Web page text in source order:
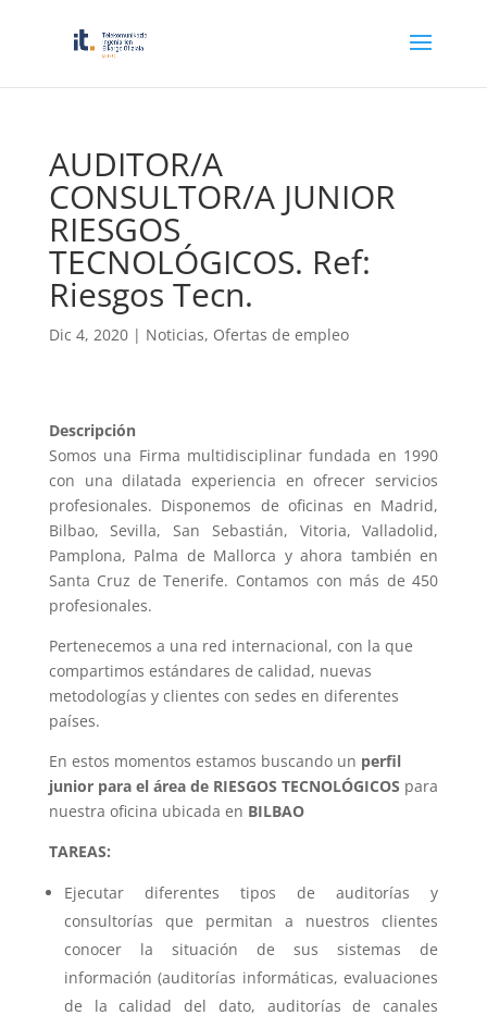
AUDITOR/A
CONSULTOR/A JUNIOR
RIESGOS
TECNOLÓGICOS. Ref:
Riesgos Tecn.
Dic 4, 2020| Noticias, Ofertas de empleo
Descripción
Somos una Firma multidisciplinar fundada en 1990
con una dilatada experiencia en ofrecer servicios
profesionales. Disponemos de oficinas en Madrid,
Bilbao, Sevilla, San Sebastián, Vitoria, Valladolid,
Pamplona, Palma de Mallorca y ahora también en
Santa Cruz de Tenerife. Contamos con más de 450
profesionales.
Pertenecemos a una red internacional, con la que
compartimos estándares de calidad, nuevas
metodologías y clientes con sedes en diferentes
países.
En estos momentos estamos buscando un perfil
junior para el área de RIESGOS TECNOLÓGICOS para
nuestra oficina ubicada en BILBAO
TAREAS:
Ejecutar diferentes tipos de auditorías y
consultorías que permitan a nuestros clientes
conocer la situación de sus sistemas de
información (auditorías informáticas, evaluaciones
de la calidad del dato, auditorías de canales